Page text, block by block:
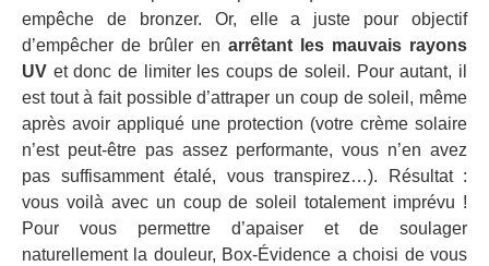
empêche de bronzer. Or, elle a juste pour objectif
d’empêcher de brûler en arrêtant les mauvais rayons
UV et donc de limiter les coups de soleil. Pour autant, il
est tout à fait possible d’attraper un coup de soleil, même
après avoir appliqué une protection (votre crème solaire
n’est peut-être pas assez performante, vous n’en avez
pas suffisamment étalé, vous transpirez…). Résultat :
vous voilà avec un coup de soleil totalement imprévu !
Pour vous permettre d’apaiser et de soulager
naturellement la douleur, Box-Évidence a choisi de vous